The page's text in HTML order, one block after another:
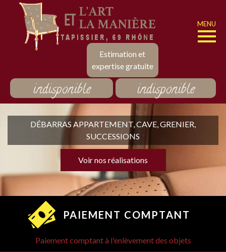
Estimation et
expertise gratuite
MENU
indisponible indisponible
DÉBARRAS APPARTEMENT, CAVE, GRENIER,
SUCCESSIONS
Voir nos réalisations
PAIEMENT COMPTANT
Paiement comptant à l'enlèvement des objets